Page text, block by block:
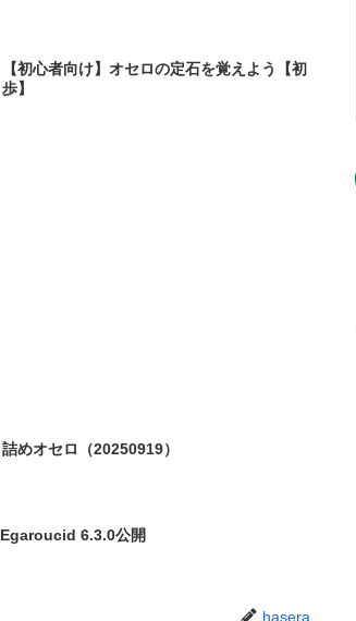
【初心者向け】オセロの定石を覚えよう【初
歩】
詰めオセロ（20250919）
Egaroucid 6.3.0公開
hasera